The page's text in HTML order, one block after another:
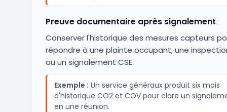
Preuve documentaire après signalement
Conserver l'historique des mesures capteurs
répondre à une plainte occupant, une
ou un signalement CSE.
Exemple : Un service généraux produit six mois
d'historique CO2 et COV pour clore un
en une réunion.